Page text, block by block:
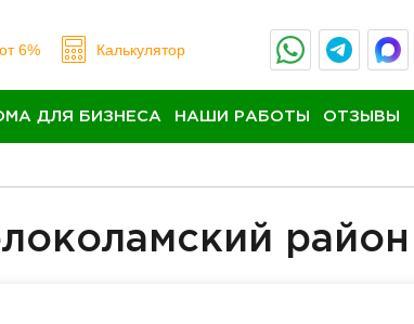
от 6% Калькулятор
ДЛЯ БИЗНЕСА НАШИ РАБОТЫ ОТЗЫВЫ
район